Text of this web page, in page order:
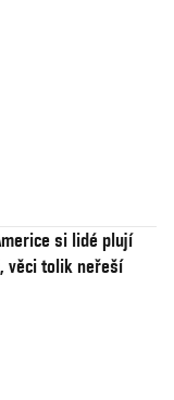
si lidé plují
věci tolik neřeší